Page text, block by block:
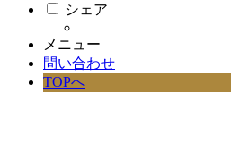
シェア
メニュー
問い合わせ
TOPへ